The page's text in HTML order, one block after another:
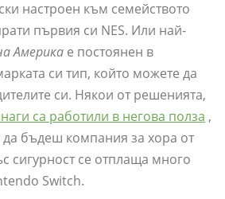
настроен към семейството
първия си NES. Или най-
Америка е постоянен в
си тип, който можете да
си. Някои от решенията,
са работили в негова полза ,
да бъдеш компания за хора от
сигурност се отплаща много
Switch.